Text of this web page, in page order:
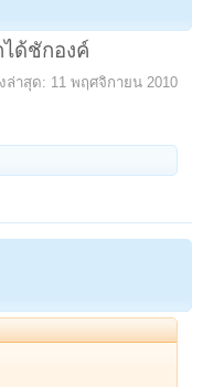
ด้ชักองค์
ล่าสุด: 11 พฤศจิกายน 2010